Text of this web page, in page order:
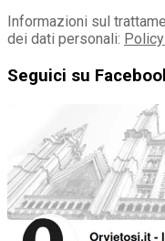
Informazioni sul
dei dati personali:
Seguici su